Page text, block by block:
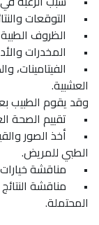
•
التوقعات
•
الظروف
•
المخدرات
•
الفيتامينات،
العشبية.
وقد يقوم الطبيب
•
تقييم الصحة
•
أخذ الصور
الطبي للمريض.
•
مناقشة
•
مناقشة
المحتملة.